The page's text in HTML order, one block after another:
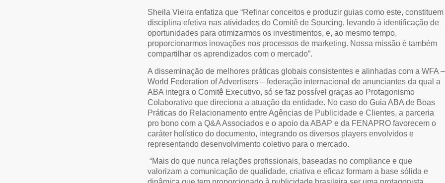
Sheila Vieira enfatiza que “Refinar conceitos e produzir guias como este, constituem
disciplina efetiva nas atividades do Comitê de Sourcing, levando à identificação de
oportunidades para otimizarmos os investimentos, e, ao mesmo tempo,
proporcionarmos inovações nos processos de marketing. Nossa missão é também
compartilhar os aprendizados com o mercado”.
A disseminação de melhores práticas globais consistentes e alinhadas com a WFA –
World Federation of Advertisers – federação internacional de anunciantes da qual a
ABA integra o Comitê Executivo, só se faz possível graças ao Protagonismo
Colaborativo que direciona a atuação da entidade. No caso do Guia ABA de Boas
Práticas do Relacionamento entre Agências de Publicidade e Clientes, a parceria
pro bono com a Q&A Associados e o apoio da ABAP e da FENAPRO favorecem o
caráter holístico do documento, integrando os diversos players envolvidos e
representando desenvolvimento coletivo para o mercado.
“Mais do que nunca relações profissionais, baseadas no compliance e que
valorizam a comunicação de qualidade, criativa e eficaz formam a base sólida e